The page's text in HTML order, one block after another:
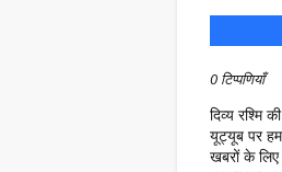
0 टिप्पणियाँ
दिव्य रश्मि
यूट्यूब पर
खबरों के